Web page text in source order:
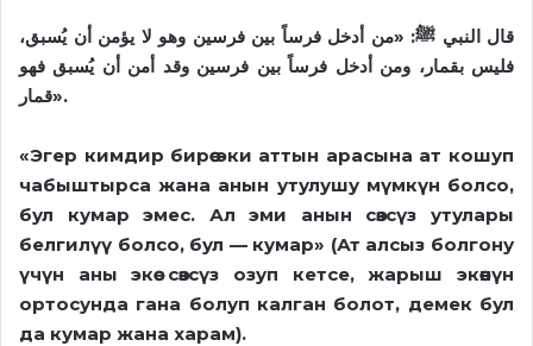
قال النبي ﷺ: «من أدخل فرساً بين فرسين وهو لا يؤمن أن يُسبق،
فليس بقمار، ومن أدخل فرساً بين فرسين وقد أمن أن يُسبق فهو
قمار».
«Эгер кимдир бирөө эки аттын арасына ат кошуп
чабыштырса жана анын утулушу мүмкүн болсо,
бул кумар эмес. Ал эми анын сөзсүз утулары
белгилүү болсо, бул — кумар» (Ат алсыз болгону
үчүн аны экөө сөзсүз озуп кетсе, жарыш экөөнүн
ортосунда гана болуп калган болот, демек бул
да кумар жана харам).